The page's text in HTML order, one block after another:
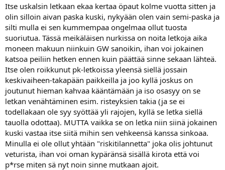
Itse uskalsin letkaan ekaa kertaa öpaut kolme vuotta sitten ja
olin silloin aivan paska kuski, nykyään olen vain semi-paska ja
silti mulla ei sen kummempaa ongelmaa ollut tuosta
suoriutua. Tässä meikäläisen nurkissa on noita letkoja aika
moneen makuun niinkuin GW sanoikin, ihan voi jokainen
katsoa peiliin hetken ennen kuin päättää sinne sekaan lähteä.
Itse olen roikkunut pk-letkoissa yleensä siellä jossain
keskivaiheen-takapään paikkeilla ja joo kyllä joskus on
joutunut hieman kahvaa kääntämään ja iso osasyy on se
letkan venähtäminen esim. risteyksien takia (ja se ei
todellakaan ole syy syöttää yli rajojen, kyllä se letka siellä
tauolla odottaa). MUTTA vaikka se on letka niin siinä jokainen
kuski vastaa itse siitä mihin sen vehkeensä kanssa sinkoaa.
Minulla ei ole ollut yhtään "riskitilannetta" joka olis johtunut
veturista, ihan voi oman kypäränsä sisällä kirota että voi
p*rse miten sä nyt noin sinne mutkaan ajoit.